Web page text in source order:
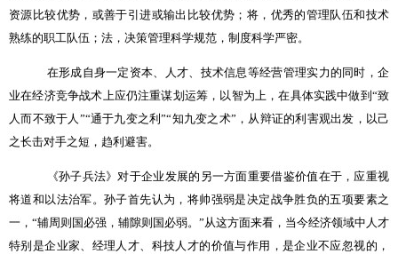
资源比较优势，或善于引进或输出比较优势；将，优秀的管理队伍和技术
熟练的职工队伍；法，决策管理科学规范，制度科学严密。
在形成自身一定资本、人才、技术信息等经营管理实力的同时，企
业在经济竞争战术上应仍注重谋划运筹，以智为上，在具体实践中做到“致
人而不致于人”“通于九变之利”“知九变之术”，从辩证的利害观出发，以己
之长击对手之短，趋利避害。
《孙子兵法》对于企业发展的另一方面重要借鉴价值在于，应重视
将道和以法治军。孙子首先认为，将帅强弱是决定战争胜负的五项要素之
一，“辅周则国必强，辅隙则国必弱。”从这方面来看，当今经济领域中人才
特别是企业家、经理人才、科技人才的价值与作用，是企业不应忽视的，